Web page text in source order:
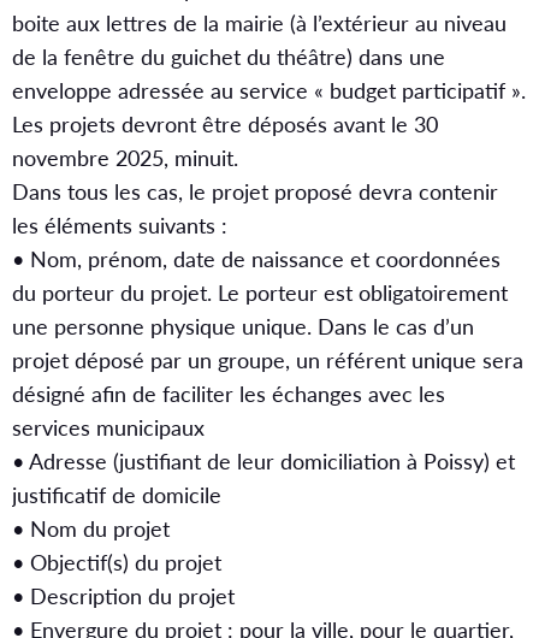
boite aux lettres de la mairie (à l’extérieur au niveau
de la fenêtre du guichet du théâtre) dans une
enveloppe adressée au service « budget participatif ».
Les projets devront être déposés avant le 30
novembre 2025, minuit.
Dans tous les cas, le projet proposé devra contenir
les éléments suivants :
• Nom, prénom, date de naissance et coordonnées
du porteur du projet. Le porteur est obligatoirement
une personne physique unique. Dans le cas d’un
projet déposé par un groupe, un référent unique sera
désigné afin de faciliter les échanges avec les
services municipaux
• Adresse (justifiant de leur domiciliation à Poissy) et
justificatif de domicile
• Nom du projet
• Objectif(s) du projet
• Description du projet
• Envergure du projet : pour la ville, pour le quartier,